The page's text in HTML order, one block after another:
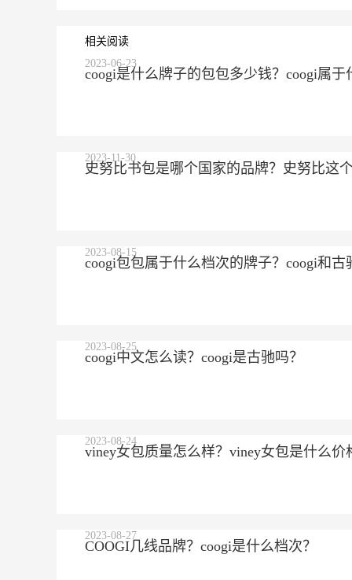
相关阅读
coogi是什么牌子的包包多少钱？coogi属于
2023-06-23
史努比书包是哪个国家的品牌？史努比这
2023-11-30
coogi包包属于什么档次的牌子？coogi和古
2023-08-15
coogi中文怎么读？coogi是古驰吗？
2023-08-25
viney女包质量怎么样？viney女包是什么价
2023-08-24
COOGI几线品牌？coogi是什么档次？
2023-08-27